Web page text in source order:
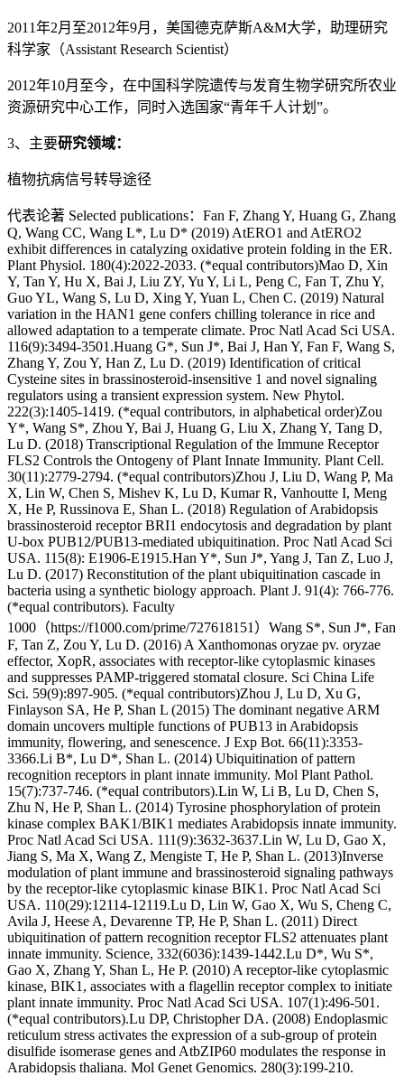
2011年2月至2012年9月，美国德克萨斯A&M大学，助理研究
科学家（Assistant Research Scientist）
2012年10月至今，在中国科学院遗传与发育生物学研究所农业
资源研究中心工作，同时入选国家“青年千人计划”。
3、主要研究领域：
植物抗病信号转导途径
代表论著 Selected publications：Fan F, Zhang Y, Huang G, Zhang
Q, Wang CC, Wang L*, Lu D* (2019) AtERO1 and AtERO2
exhibit differences in catalyzing oxidative protein folding in the ER.
Plant Physiol. 180(4):2022-2033. (*equal contributors)Mao D, Xin
Y, Tan Y, Hu X, Bai J, Liu ZY, Yu Y, Li L, Peng C, Fan T, Zhu Y,
Guo YL, Wang S, Lu D, Xing Y, Yuan L, Chen C. (2019) Natural
variation in the HAN1 gene confers chilling tolerance in rice and
allowed adaptation to a temperate climate. Proc Natl Acad Sci USA.
116(9):3494-3501.Huang G*, Sun J*, Bai J, Han Y, Fan F, Wang S,
Zhang Y, Zou Y, Han Z, Lu D. (2019) Identification of critical
Cysteine sites in brassinosteroid-insensitive 1 and novel signaling
regulators using a transient expression system. New Phytol.
222(3):1405-1419. (*equal contributors, in alphabetical order)Zou
Y*, Wang S*, Zhou Y, Bai J, Huang G, Liu X, Zhang Y, Tang D,
Lu D. (2018) Transcriptional Regulation of the Immune Receptor
FLS2 Controls the Ontogeny of Plant Innate Immunity. Plant Cell.
30(11):2779-2794. (*equal contributors)Zhou J, Liu D, Wang P, Ma
X, Lin W, Chen S, Mishev K, Lu D, Kumar R, Vanhoutte I, Meng
X, He P, Russinova E, Shan L. (2018) Regulation of Arabidopsis
brassinosteroid receptor BRI1 endocytosis and degradation by plant
U-box PUB12/PUB13-mediated ubiquitination. Proc Natl Acad Sci
USA. 115(8): E1906-E1915.Han Y*, Sun J*, Yang J, Tan Z, Luo J,
Lu D. (2017) Reconstitution of the plant ubiquitination cascade in
bacteria using a synthetic biology approach. Plant J. 91(4): 766-776.
(*equal contributors). Faculty
1000（https://f1000.com/prime/727618151）Wang S*, Sun J*, Fan
F, Tan Z, Zou Y, Lu D. (2016) A Xanthomonas oryzae pv. oryzae
effector, XopR, associates with receptor-like cytoplasmic kinases
and suppresses PAMP-triggered stomatal closure. Sci China Life
Sci. 59(9):897-905. (*equal contributors)Zhou J, Lu D, Xu G,
Finlayson SA, He P, Shan L (2015) The dominant negative ARM
domain uncovers multiple functions of PUB13 in Arabidopsis
immunity, flowering, and senescence. J Exp Bot. 66(11):3353-
3366.Li B*, Lu D*, Shan L. (2014) Ubiquitination of pattern
recognition receptors in plant innate immunity. Mol Plant Pathol.
15(7):737-746. (*equal contributors).Lin W, Li B, Lu D, Chen S,
Zhu N, He P, Shan L. (2014) Tyrosine phosphorylation of protein
kinase complex BAK1/BIK1 mediates Arabidopsis innate immunity.
Proc Natl Acad Sci USA. 111(9):3632-3637.Lin W, Lu D, Gao X,
Jiang S, Ma X, Wang Z, Mengiste T, He P, Shan L. (2013)Inverse
modulation of plant immune and brassinosteroid signaling pathways
by the receptor-like cytoplasmic kinase BIK1. Proc Natl Acad Sci
USA. 110(29):12114-12119.Lu D, Lin W, Gao X, Wu S, Cheng C,
Avila J, Heese A, Devarenne TP, He P, Shan L. (2011) Direct
ubiquitination of pattern recognition receptor FLS2 attenuates plant
innate immunity. Science, 332(6036):1439-1442.Lu D*, Wu S*,
Gao X, Zhang Y, Shan L, He P. (2010) A receptor-like cytoplasmic
kinase, BIK1, associates with a flagellin receptor complex to initiate
plant innate immunity. Proc Natl Acad Sci USA. 107(1):496-501.
(*equal contributors).Lu DP, Christopher DA. (2008) Endoplasmic
reticulum stress activates the expression of a sub-group of protein
disulfide isomerase genes and AtbZIP60 modulates the response in
Arabidopsis thaliana. Mol Genet Genomics. 280(3):199-210.